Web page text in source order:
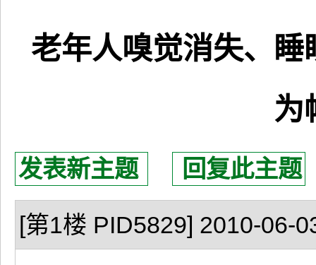
老年人嗅觉消失、
为
发表新主题 回复此主题
[第1楼 PID5829] 2010-06-